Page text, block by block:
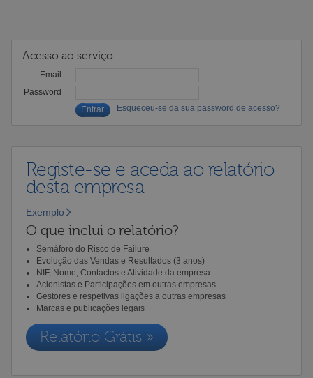
Acesso ao serviço:
Email
Password
Esqueceu-se da sua password de acesso?
Registe-se e aceda ao relatório
desta empresa
Exemplo
O que inclui o relatório?
Semáforo do Risco de Failure
Evolução das Vendas e Resultados (3 anos)
NIF, Nome, Contactos e Atividade da empresa
Acionistas e Participações em outras empresas
Gestores e respetivas ligações a outras empresas
Marcas e publicações legais
Relatório Grátis »